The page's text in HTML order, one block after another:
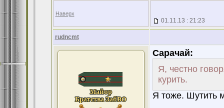
Наверх
01.11.13 : 21:23
rudncmt
Сарачай:
Я, честно
курить.
Я тоже. Шутить